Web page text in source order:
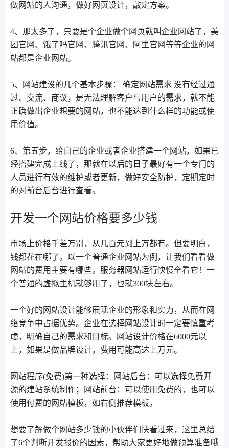
做网站的人沟通，做好网页设计，敲定方案。
4、那太多了，只要是个企业做个网页就叫企业网站了，美
团官网、饿了吗官网、腾讯官网、阿里官网等等企业的网
站都是企业网站。
5、网站建设的几个基本步骤： 确定网站需求 没有经过通
过、交流、商议，是无法理解客户与用户的需求，就不能
正确做出企业想要的网站，也不能达到什么样的功能或使
用价值。
6、第五步，给自己的企业或者企业搭建一个网站，如果已
经搭建完成上线了，那就在以后的日子最好有一个专门的
人员进行有效的维护或者更新，做好安全防护，定期定时
的对前台后台进行查看。
开发一个网站价格要多少钱
市场上价格千差万别，从几百元到上万都有。但要明白，
钱都花在哪了。以一个普通企业网站为例，让我们看看做
网站的费用主要有哪些。服务器网站运行快慢全看它！一
个普通的虚拟主机就够用了，也就300块左右。
一个好的网站设计能够展现企业的形象和实力，从而在网
络竞争中占据优势。企业在选择网站设计时一定要慎重考
虑，明确自己的需求和目标。网站设计价格在6000元以
上，如果是做品牌设计，费用可能高达上万元。
网站程序(免费)第一种选择：网站后台：可以选择免费开
源的建站系统制作；网站前台：可以使用免费的，也可以
使用付费的网站模板，如右侧推荐模板。
想要了解做个网站多少钱的小伙伴们快看过来，这里总结
了6个判断开发报价的因素，帮助大家更好地做预算准备哦